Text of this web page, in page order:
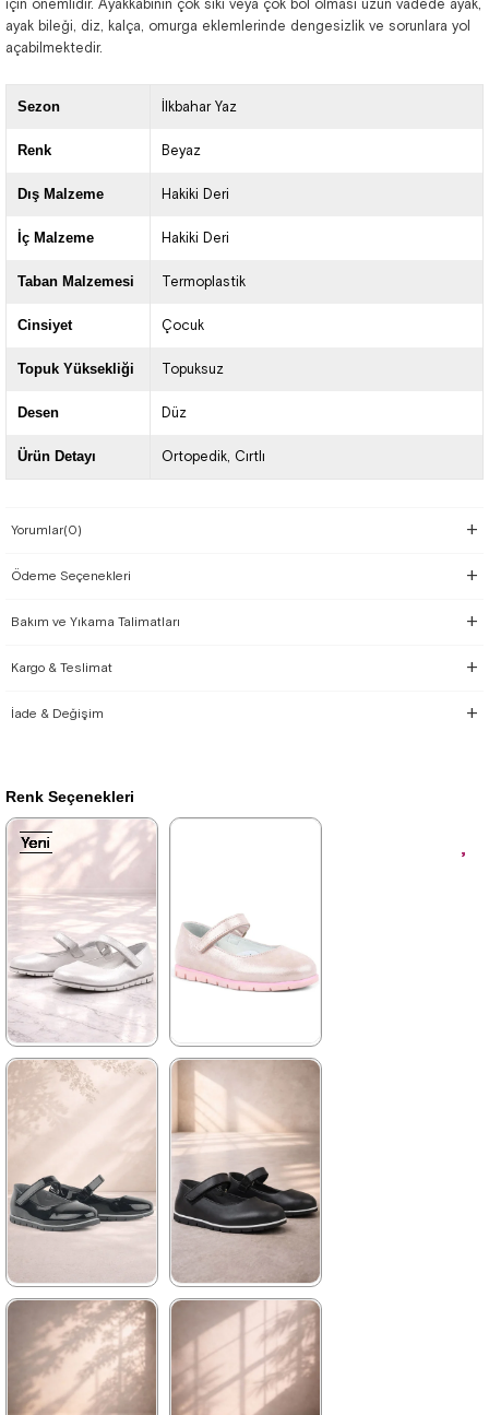
için önemlidir. Ayakkabının çok sıkı veya çok bol olması uzun vadede ayak,
ayak bileği, diz, kalça, omurga eklemlerinde dengesizlik ve sorunlara yol
açabilmektedir.
Sezon İlkbahar Yaz
Renk Beyaz
Dış Malzeme Hakiki Deri
İç Malzeme Hakiki Deri
Taban Malzemesi Termoplastik
Cinsiyet Çocuk
Topuk Yüksekliği Topuksuz
Desen Düz
Ürün Detayı Ortopedik Cırtlı
Yorumlar(0)
Ödeme Seçenekleri
Bakım ve Yıkama Talimatları
Kargo & Teslimat
İade & Değişim
Renk Seçenekleri
★ ★ ★
%42İndirim
Ücretsiz
★
1.739,90 ₺
2.979,90 ₺
%42İndirim
Ücretsiz
Kargo
Yeni
Ürün
★ ★ ★ ★ ★
1.739,90 ₺
2.979,90 ₺
Yeni
Ürün
★ ★
1.739,90 ₺
2.979,90 ₺
Yeni
Ürün
Yeni
Ürün
Yeni
Ürün
Yeni
Ürün
Yeni
Ürün